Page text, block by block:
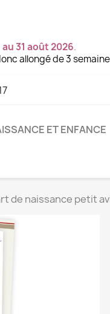
31 août 2026.
allongé de 3
ET ENFANCE
de naissance petit